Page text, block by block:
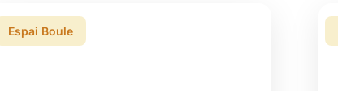
Espai Boule